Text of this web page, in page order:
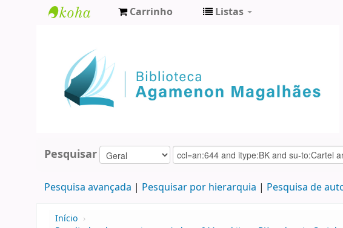
Agamenon
Magalhães
Carrinho Listas
Pesquisar
Pesquisa avançada Pesquisar por hierarquia Pesquisa de
Início ›